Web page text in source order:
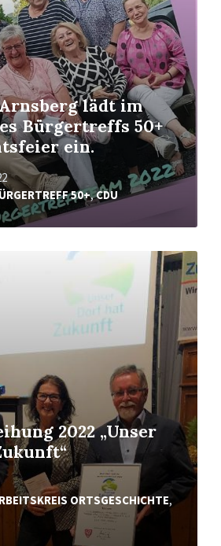
lädt im
Bürgertreffs 50+
ein.
50+,CDU
2022 „Unser
ORTSGESCHICHTE,